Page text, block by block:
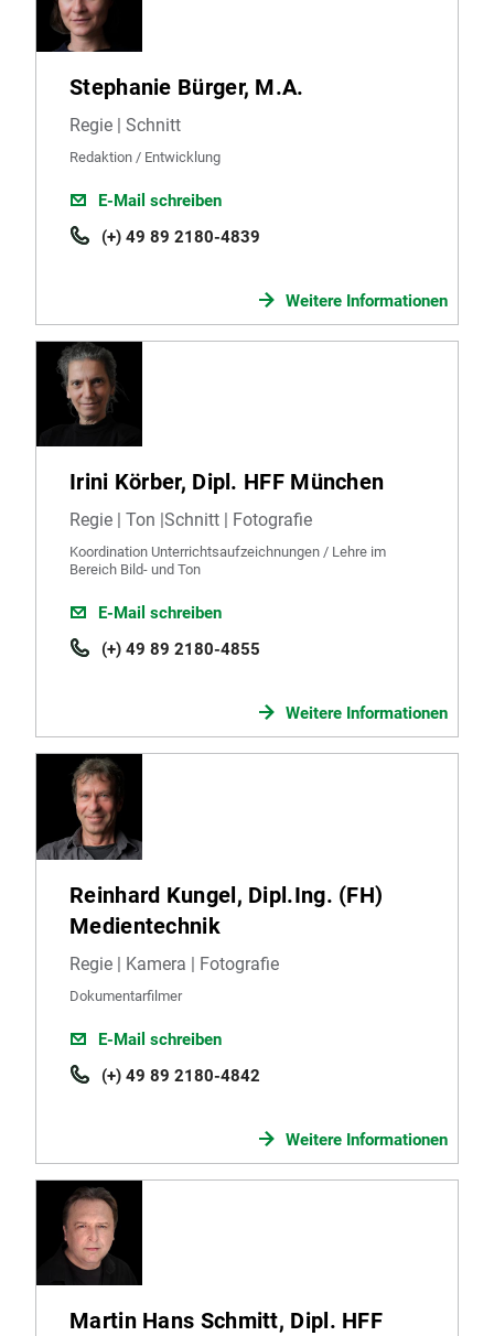
Stephanie Bürger, M.A.
Regie | Schnitt
Redaktion / Entwicklung
E-Mail schreiben
(+) 49 89 2180-4839
Weitere Informationen
Irini Körber, Dipl. HFF München
Regie | Ton |Schnitt | Fotografie
Koordination Unterrichtsaufzeichnungen / Lehre im
Bereich Bild- und Ton
E-Mail schreiben
(+) 49 89 2180-4855
Weitere Informationen
Reinhard Kungel, Dipl.Ing. (FH)
Medientechnik
Regie | Kamera | Fotografie
Dokumentarfilmer
E-Mail schreiben
(+) 49 89 2180-4842
Weitere Informationen
Martin Hans Schmitt, Dipl. HFF